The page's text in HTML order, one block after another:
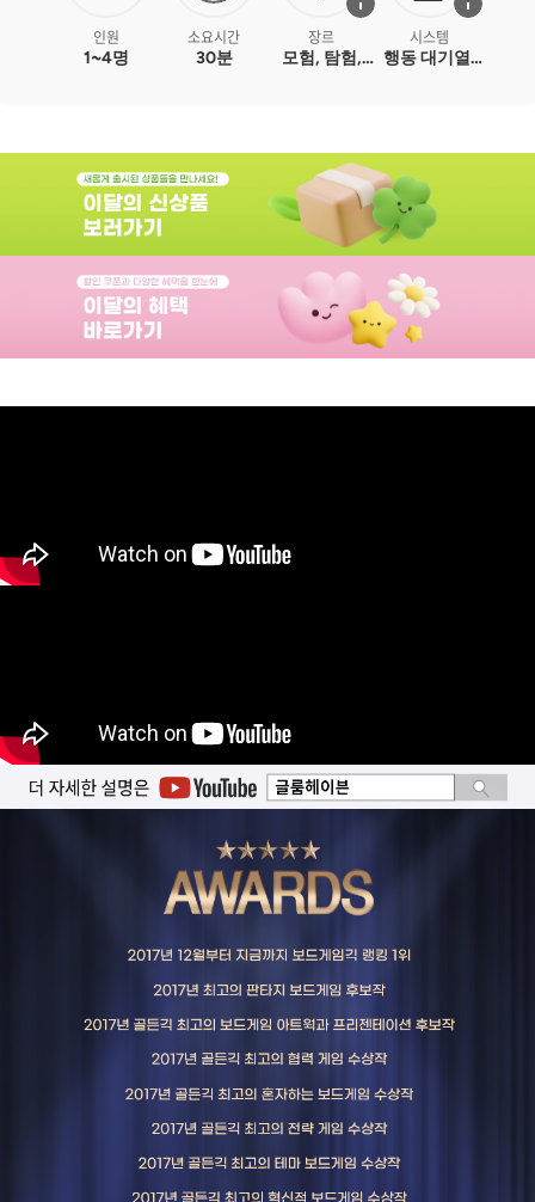
인원
1~4명
소요시간
30분
장르
모험, 탐험,
시스템
행동 대기열,
카드 사용식
분쟁 해결,
의사소통
제한, 협력
게임, 치명적
타격 및 실패,